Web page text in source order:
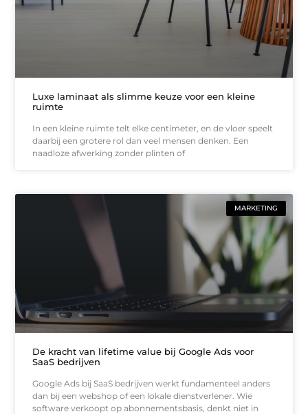
Luxe laminaat als slimme keuze voor een kleine
ruimte
In een kleine ruimte telt elke centimeter, en de vloer speelt
daarbij een grotere rol dan veel mensen denken. Een
naadloze afwerking zonder plinten of
MARKETING
De kracht van lifetime value bij Google Ads voor
SaaS bedrijven
Google Ads bij SaaS bedrijven werkt fundamenteel anders
dan bij een webshop of een lokale dienstverlener. Wie
software verkoopt op abonnementsbasis, denkt niet in